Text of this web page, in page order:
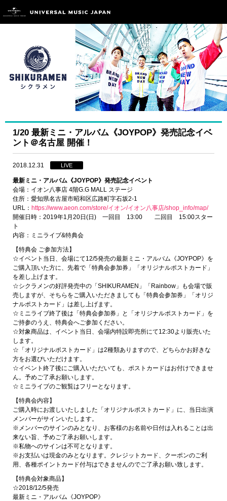
1/20 最新ミニ・アルバム《JOYPOP》発売記念イベ
ント＠名古屋 開催！
2018.12.31 LIVE
最新ミニ・アルバム《JOYPOP》発売記念イベント
会場：イオン八事店 4階G.G MALL ステージ
住所：愛知県名古屋市昭和区広路町字石坂2-1
URL： https://www.aeon.com/store/イオン/イオン八事店/shop_info/map/
開催日時：2019年1月20日(日) 一回目 13:00 二回目 15:00スター
ト
内容：ミニライブ&特典会
【特典会 ご参加方法】
☆イベント当日、会場にて12/5発売の最新ミニ・アルバム《JOYPOP》を
ご購入頂いた方に、先着で「特典会参加券」「オリジナルポストカード」
を差し上げます。
☆シクラメンの好評発売中の「SHIKURAMEN」「Rainbow」も会場で販
売しますが、そちらをご購入いただきましても「特典会参加券」「オリジ
ナルポストカード」は差し上げます。
☆ミニライブ終了後は「特典会参加券」と「オリジナルポストカード」を
ご持参のうえ、特典会へご参加ください。
☆対象商品は、イベント当日、会場内特設即売所にて12:30より販売いた
します。
☆「オリジナルポストカード」は2種類ありますので、どちらかお好きな
方をお選びいただけます。
☆イベント終了後にご購入いただいても、ポストカードはお付けできませ
ん。予めご了承お願いします。
☆ミニライブのご観覧はフリーとなります。
【特典会内容】
ご購入時にお渡しいたしました「オリジナルポストカード」に、当日出演
メンバーがサインいたします。
※メンバーのサインのみとなり、お客様のお名前や日付は入れることは出
来ない旨、予めご了承お願いします。
※私物へのサインは不可となります。
※お支払いは現金のみとなります。クレジットカード、クーポンのご利
用、各種ポイントカード付与はできませんのでご了承お願い致します。
【特典会対象商品】
☆2018/12/5発売
最新ミニ・アルバム《JOYPOP》